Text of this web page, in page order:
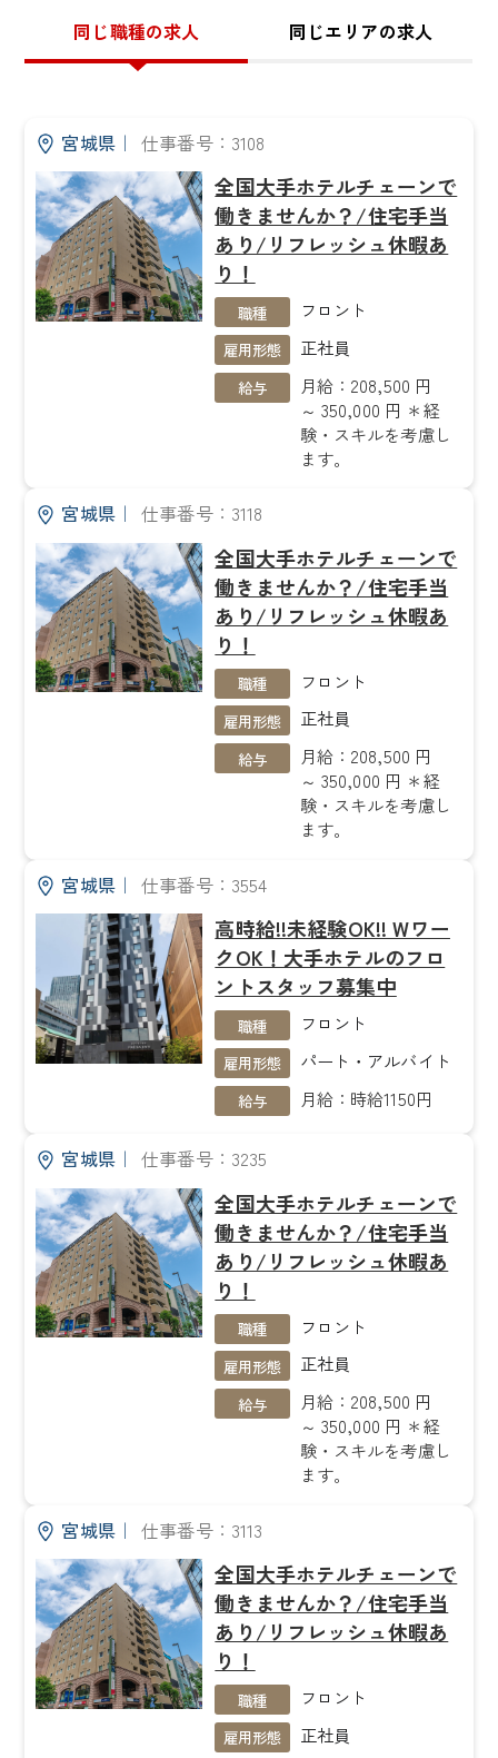
同じ職種の求人 同じエリアの求人
宮城県｜ 仕事番号：3108
全国大手ホテルチェーンで
働きませんか？/住宅手当
あり/リフレッシュ休暇あ
り！
職種 フロント
雇用形態 正社員
給与
月給：208,500 円
～ 350,000 円 ＊経
験・スキルを考慮し
ます。
宮城県｜ 仕事番号：3118
全国大手ホテルチェーンで
働きませんか？/住宅手当
あり/リフレッシュ休暇あ
り！
職種 フロント
雇用形態 正社員
給与
月給：208,500 円
～ 350,000 円 ＊経
験・スキルを考慮し
ます。
宮城県｜ 仕事番号：3554
高時給!!未経験OK!! Wワー
クOK！大手ホテルのフロ
ントスタッフ募集中
職種 フロント
雇用形態 パート・アルバイト
給与 月給：時給1150円
宮城県｜ 仕事番号：3235
全国大手ホテルチェーンで
働きませんか？/住宅手当
あり/リフレッシュ休暇あ
り！
職種 フロント
雇用形態 正社員
給与
月給：208,500 円
～ 350,000 円 ＊経
験・スキルを考慮し
ます。
宮城県｜ 仕事番号：3113
全国大手ホテルチェーンで
働きませんか？/住宅手当
あり/リフレッシュ休暇あ
り！
職種 フロント
雇用形態 正社員